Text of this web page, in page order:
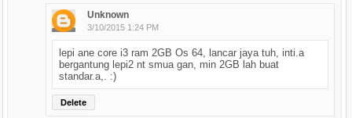
Unknown
3/10/2015 1:24 PM
lepi ane core i3 ram 2GB Os 64, lancar jaya tuh, inti.a
bergantung lepi2 nt smua gan, min 2GB lah buat
standar.a,. :)
Delete